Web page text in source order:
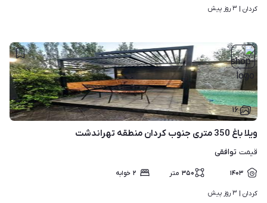
کردان | ۳ روز پیش
۱۶
ویلا باغ 350 متری جنوب کردان منطقه تهراندشت
قیمت توافقی
۱۴۰۳ ۳۵۰ متر ۲ خوابه
کردان | ۳ روز پیش